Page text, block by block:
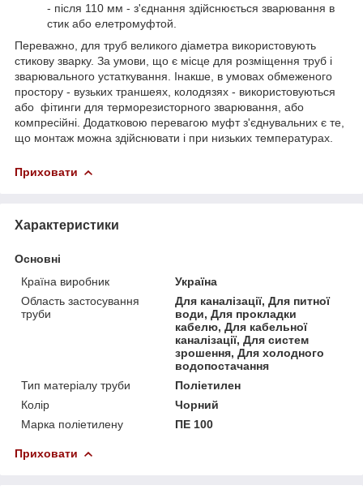
- після 110 мм - з'єднання здійснюється зварювання в
стик або елетромуфтой.
Переважно, для труб великого діаметра використовують
стикову зварку. За умови, що є місце для розміщення труб і
зварювального устаткування. Інакше, в умовах обмеженого
простору - вузьких траншеях, колодязях - використовуються
або фітинги для терморезисторного зварювання, або
компресійні. Додатковою перевагою муфт з'єднувальних є те,
що монтаж можна здійснювати і при низьких температурах.
Приховати
Характеристики
Основні
Країна виробник
Україна
Область застосування
труби
Для каналізації, Для питної
води, Для прокладки
кабелю, Для кабельної
каналізації, Для систем
зрошення, Для холодного
водопостачання
Тип матеріалу труби
Поліетилен
Колір
Чорний
Марка поліетилену
ПЕ 100
Приховати